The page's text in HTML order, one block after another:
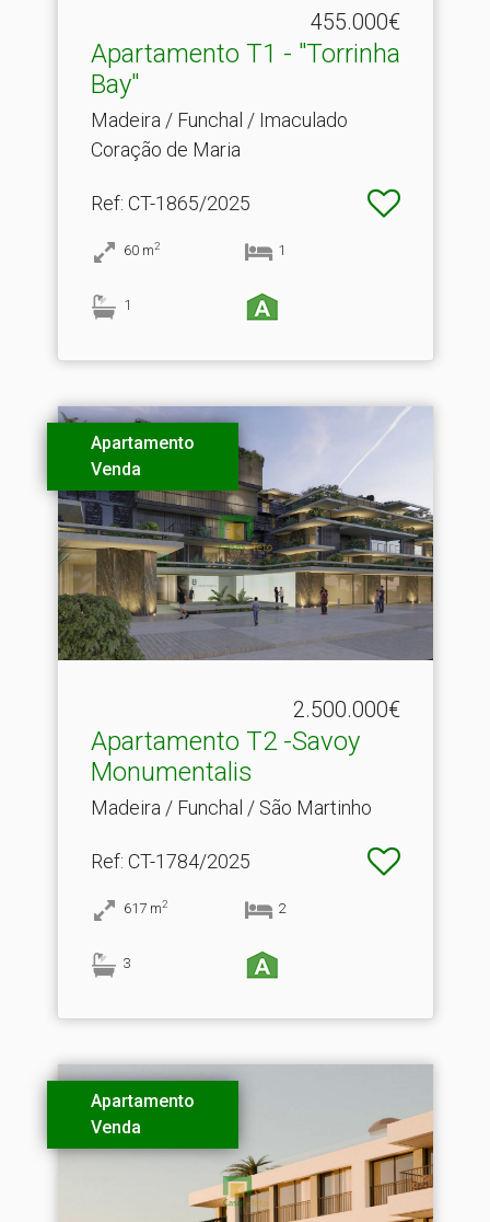
455.000€
Apartamento T1 - "Torrinha
Bay"
Madeira / Funchal / Imaculado
Coração de Maria
Ref: CT-1865/2025
60 m2 1
1
Apartamento
Venda
2.500.000€
Apartamento T2 -Savoy
Monumentalis
Madeira / Funchal / São Martinho
Ref: CT-1784/2025
617 m2 2
3
Apartamento
Venda